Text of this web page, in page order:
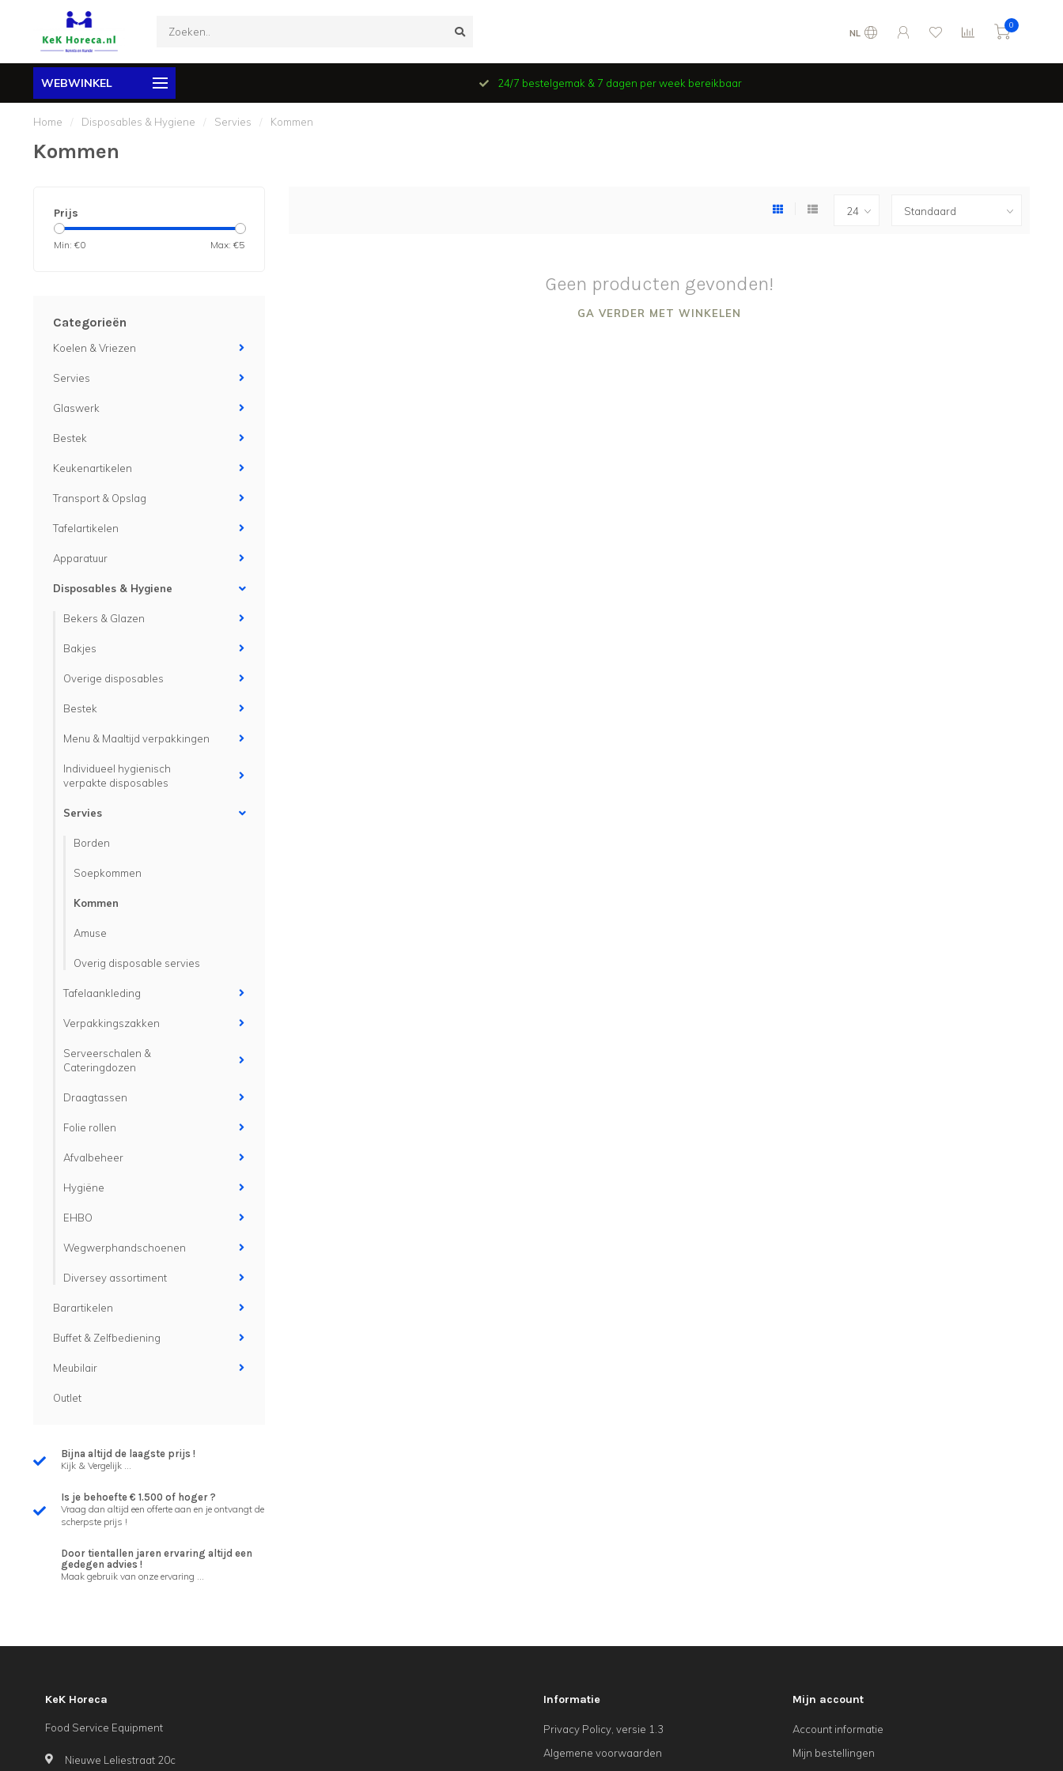
NL
0
WEBWINKEL 24/7 bestelgemak & 7 dagen per week bereikbaar
Home / Disposables & Hygiene / Servies / Kommen
Kommen
Prijs
Min: €0 Max: €5
Categorieën
Koelen & Vriezen
Servies
Glaswerk
Bestek
Keukenartikelen
Transport & Opslag
Tafelartikelen
Apparatuur
Disposables & Hygiene
Bekers & Glazen
Bakjes
Overige disposables
Bestek
Menu & Maaltijd verpakkingen
Individueel hygienisch
verpakte disposables
Servies
Borden
Soepkommen
Kommen
Amuse
Overig disposable servies
Tafelaankleding
Verpakkingszakken
Serveerschalen &
Cateringdozen
Draagtassen
Folie rollen
Afvalbeheer
Hygiëne
EHBO
Wegwerphandschoenen
Diversey assortiment
Barartikelen
Buffet & Zelfbediening
Meubilair
Outlet
Bijna altijd de laagste prijs !
Kijk & Vergelijk ...
Is je behoefte € 1.500 of hoger ?
Vraag dan altijd een offerte aan en je ontvangt de
scherpste prijs !
Door tientallen jaren ervaring altijd een
gedegen advies !
Maak gebruik van onze ervaring ...
Geen producten gevonden!
GA VERDER MET WINKELEN
KeK Horeca
Food Service Equipment
Nieuwe Leliestraat 20c
Informatie
Privacy Policy, versie 1.3
Algemene voorwaarden
Mijn account
Account informatie
Mijn bestellingen